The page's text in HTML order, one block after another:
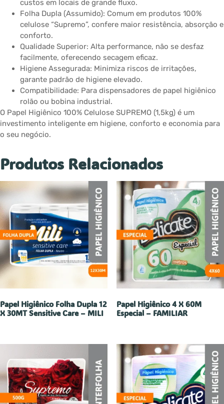
custos em locais de grande fluxo.
Folha Dupla (Assumido): Comum em produtos 100%
celulose “Supremo”, confere maior resistência, absorção e
conforto.
Qualidade Superior: Alta performance, não se desfaz
facilmente, oferecendo secagem eficaz.
Higiene Assegurada: Minimiza riscos de irritações,
garante padrão de higiene elevado.
Compatibilidade: Para dispensadores de papel higiênico
rolão ou bobina industrial.
O Papel Higiênico 100% Celulose SUPREMO (1,5kg) é um
investimento inteligente em higiene, conforto e economia para
o seu negócio.
Produtos Relacionados
Papel Higiênico Folha Dupla 12
X 30MT Sensitive Care – MILI
Papel Higiênico 4 X 60M
Especial – FAMILIAR